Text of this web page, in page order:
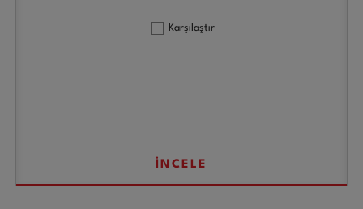
Karşılaştır
İNCELE